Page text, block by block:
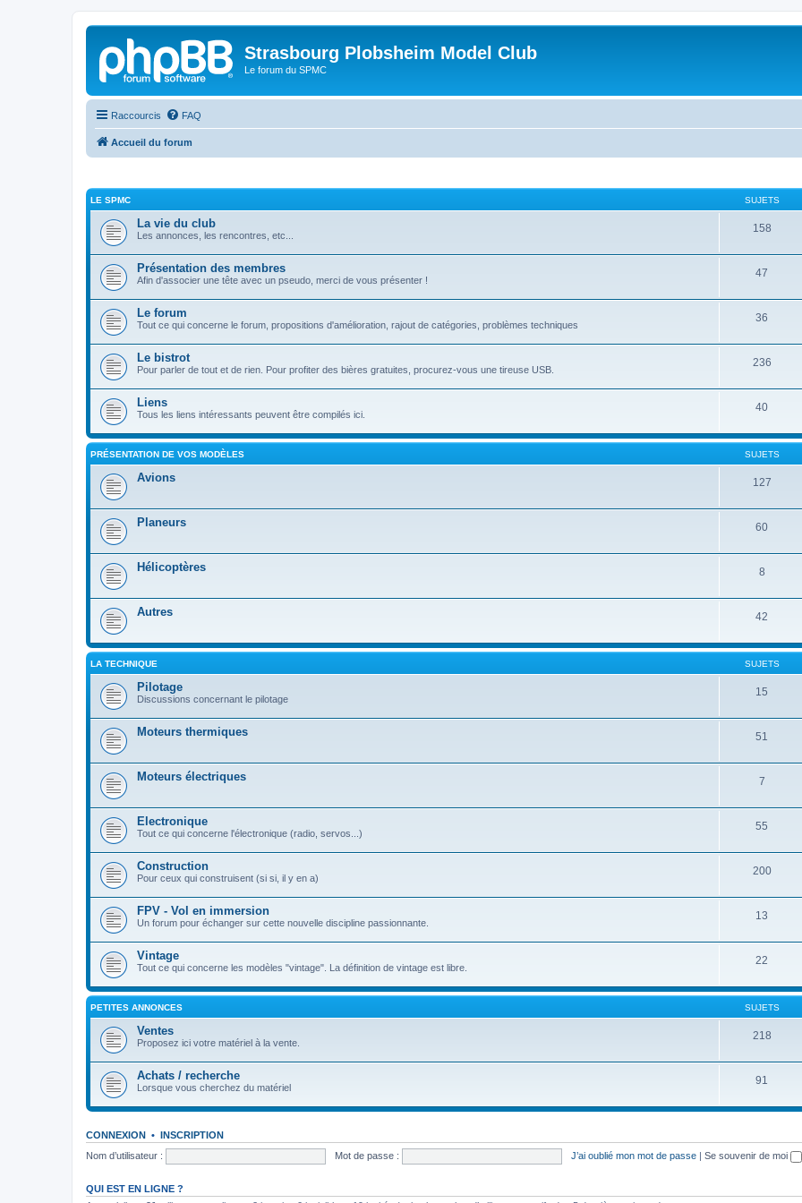
Strasbourg Plobsheim Model Club
Le forum du SPMC
Raccourcis FAQ
Accueil du forum
LE SPMC SUJETS
La vie du club
Les annonces, les rencontres, etc...
158
Présentation des membres
Afin d'associer une tête avec un pseudo, merci de vous présenter !
47
Le forum
Tout ce qui concerne le forum, propositions d'amélioration, rajout de catégories, problèmes techniques
36
Le bistrot
Pour parler de tout et de rien. Pour profiter des bières gratuites, procurez-vous une tireuse USB.
236
Liens
Tous les liens intéressants peuvent être compilés ici.
40
PRÉSENTATION DE VOS MODÈLES SUJETS
Avions 127
Planeurs 60
Hélicoptères 8
Autres 42
LA TECHNIQUE SUJETS
Pilotage
Discussions concernant le pilotage
15
Moteurs thermiques 51
Moteurs électriques 7
Electronique
Tout ce qui concerne l'électronique (radio, servos...)
55
Construction
Pour ceux qui construisent (si si, il y en a)
200
FPV - Vol en immersion
Un forum pour échanger sur cette nouvelle discipline passionnante.
13
Vintage
Tout ce qui concerne les modèles "vintage". La définition de vintage est libre.
22
PETITES ANNONCES SUJETS
Ventes
Proposez ici votre matériel à la vente.
218
Achats / recherche
Lorsque vous cherchez du matériel
91
CONNEXION • INSCRIPTION
Nom d’utilisateur :
Mot de passe : J’ai oublié mon mot de passe | Se souvenir de moi
QUI EST EN LIGNE ?